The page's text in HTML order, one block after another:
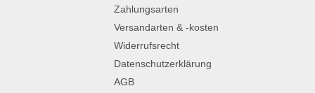
Zahlungsarten
Versandarten & -kosten
Widerrufsrecht
Datenschutzerklärung
AGB